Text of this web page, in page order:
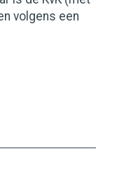
volgens een